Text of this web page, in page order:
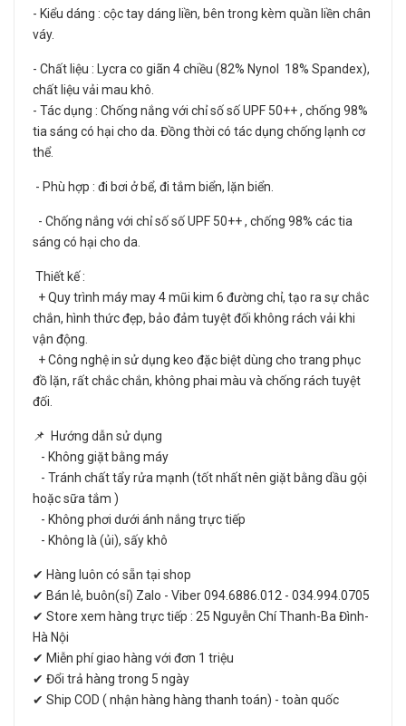
- Kiểu dáng : cộc tay dáng liền, bên trong kèm quần liền chân
váy.
- Chất liệu : Lycra co giãn 4 chiều (82% Nynol 18% Spandex),
chất liệu vải mau khô.
- Tác dụng : Chống nắng với chỉ số số UPF 50++ , chống 98%
tia sáng có hại cho da. Đồng thời có tác dụng chống lạnh cơ
thể.
- Phù hợp : đi bơi ở bể, đi tắm biển, lặn biển.
- Chống nắng với chỉ số số UPF 50++ , chống 98% các tia
sáng có hại cho da.
Thiết kế :
+ Quy trình máy may 4 mũi kim 6 đường chỉ, tạo ra sự chắc
chắn, hình thức đẹp, bảo đảm tuyệt đối không rách vải khi
vận động.
+ Công nghệ in sử dụng keo đặc biệt dùng cho trang phục
đồ lặn, rất chắc chắn, không phai màu và chống rách tuyệt
đối.
📌 Hướng dẫn sử dụng
- Không giặt bằng máy
- Tránh chất tẩy rửa mạnh (tốt nhất nên giặt bằng dầu gội
hoặc sữa tắm )
- Không phơi dưới ánh nắng trực tiếp
- Không là (ủi), sấy khô
✔ Hàng luôn có sẵn tại shop
✔ Bán lẻ, buôn(sỉ) Zalo - Viber 094.6886.012 - 034.994.0705
✔ Store xem hàng trực tiếp : 25 Nguyễn Chí Thanh-Ba Đình-
Hà Nội
✔ Miễn phí giao hàng với đơn 1 triệu
✔ Đổi trả hàng trong 5 ngày
✔ Ship COD ( nhận hàng hàng thanh toán) - toàn quốc